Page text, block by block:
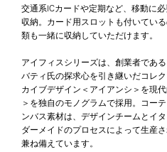
交通系ICカードや定期など、移動に
収納。カード用スロットも付いてい
類も一緒に収納していただけます。
アイフィスシリーズは、創業者であ
バティ氏の探求心を引き継いだコレ
カイブデザイン＜アイアンシ＞を現
＞を独自のモノグラムで採用。コー
ンバス素材は、デザインチームとイ
ダーメイドのプロセスによって生産
兼ね備えています。